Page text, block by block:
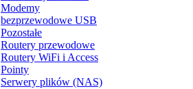
Modemy
bezprzewodowe USB
Pozostałe
Routery przewodowe
Routery WiFi i Access
Pointy
Serwery plików (NAS)